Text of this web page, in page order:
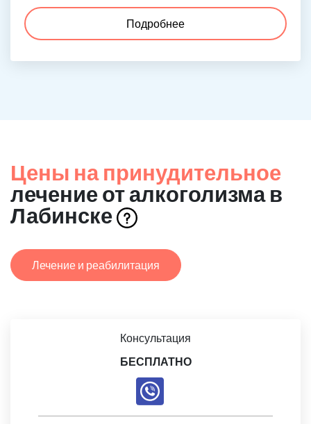
Подробнее
Цены на принудительное
лечение от алкоголизма в
Лабинске
Лечение и реабилитация
Консультация
БЕСПЛАТНО